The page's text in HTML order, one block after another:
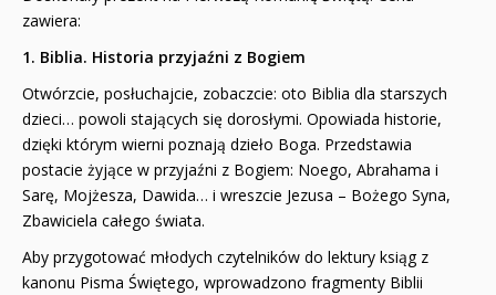
zawiera:
1. Biblia. Historia przyjaźni z Bogiem
Otwórzcie, posłuchajcie, zobaczcie: oto Biblia dla starszych
dzieci… powoli stających się dorosłymi. Opowiada historie,
dzięki którym wierni poznają dzieło Boga. Przedstawia
postacie żyjące w przyjaźni z Bogiem: Noego, Abrahama i
Sarę, Mojżesza, Dawida… i wreszcie Jezusa – Bożego Syna,
Zbawiciela całego świata.
Aby przygotować młodych czytelników do lektury ksiąg z
kanonu Pisma Świętego, wprowadzono fragmenty Biblii